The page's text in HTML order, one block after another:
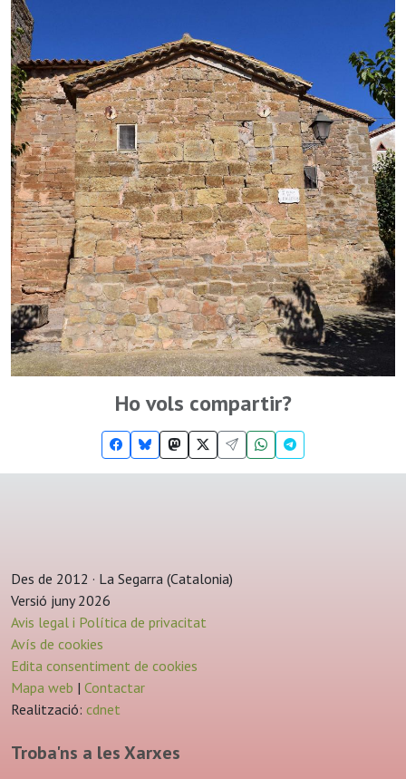
Ho vols compartir?
Des de 2012 · La Segarra (Catalonia)
Versió juny 2026
Avis legal i Política de privacitat
Avís de cookies
Edita consentiment de cookies
Mapa web | Contactar
Realització: cdnet
Troba'ns a les Xarxes